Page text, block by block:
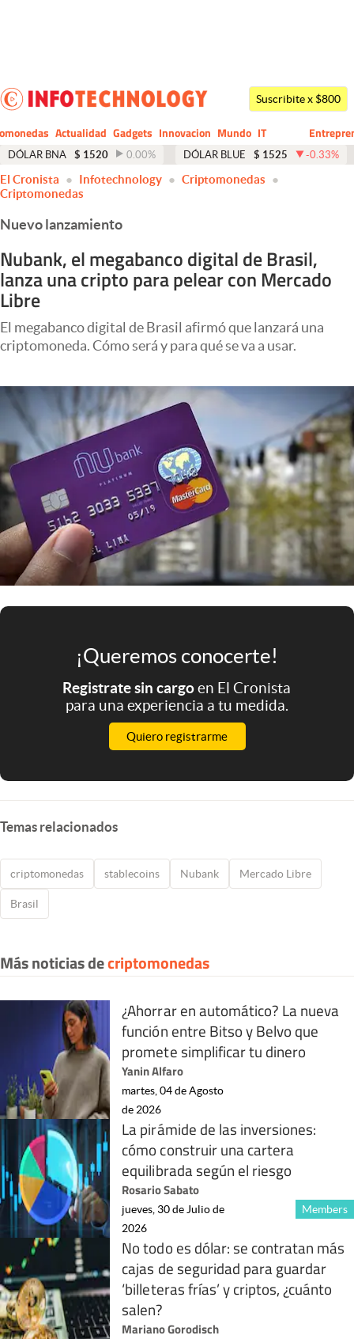
Dólar
Economía y Política
Finanzas y Mercados
Columnistas
Otras secciones
Apertura
Clase
Clima
Mundial 2026
Eventos Corporativos
El Cronista Studio
Mediakit
abre en nueva pestaña
Argentina
Suscribite x $800
Actualidad Gadgets Innovacion Mundo
CIO
IT
Business
DÓLAR BNA $ 1520 0.00% DÓLAR BLUE $ 1525 -0.33%
El Cronista Infotechnology
Criptomonedas
Criptomonedas
Nuevo lanzamiento
Nubank, el megabanco digital de Brasil,
lanza una cripto para pelear con Mercado
Libre
El megabanco digital de Brasil afirmó que lanzará una
criptomoneda. Cómo será y para qué se va a usar.
¡Queremos conocerte!
Registrate sin cargoen El Cronista
para una experiencia a tu medida.
Quiero registrarme
Temas relacionados
criptomonedas stablecoins Nubank Mercado Libre
Brasil
Más noticias decriptomonedas
¿Ahorrar en automático? La nueva
función entre Bitso y Belvo que
promete simplificar tu dinero
Yanin Alfaro
martes, 04 de Agosto
de 2026
La pirámide de las inversiones:
cómo construir una cartera
equilibrada según el riesgo
Rosario Sabato
Members
jueves, 30 de Julio de
2026
No todo es dólar: se contratan más
cajas de seguridad para guardar
‘billeteras frías’ y criptos, ¿cuánto
salen?
Mariano Gorodisch